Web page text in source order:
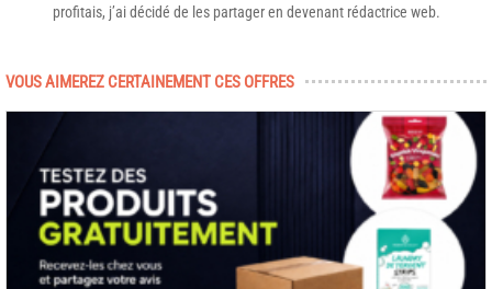
profitais, j’ai décidé de les partager en devenant rédactrice web.
VOUS AIMEREZ CERTAINEMENT CES OFFRES